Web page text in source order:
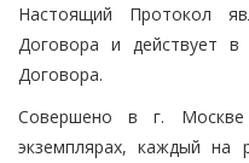
Настоящий Протокол
Договора и действует в
Договора.
Совершено в г.
экземплярах, каждый на